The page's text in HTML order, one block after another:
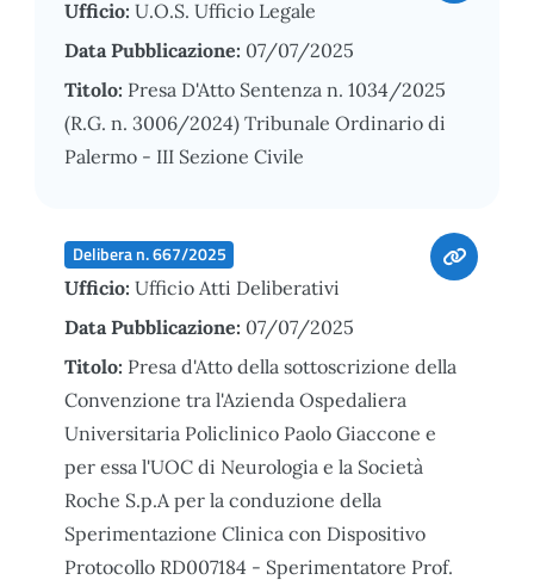
Ufficio: U.O.S. Ufficio Legale
Data Pubblicazione: 07/07/2025
Titolo: Presa D'Atto Sentenza n. 1034/2025
(R.G. n. 3006/2024) Tribunale Ordinario di
Palermo - III Sezione Civile
Delibera n. 667/2025
Ufficio: Ufficio Atti Deliberativi
Data Pubblicazione: 07/07/2025
Titolo: Presa d'Atto della sottoscrizione della
Convenzione tra l'Azienda Ospedaliera
Universitaria Policlinico Paolo Giaccone e
per essa l'UOC di Neurologia e la Società
Roche S.p.A per la conduzione della
Sperimentazione Clinica con Dispositivo
Protocollo RD007184 - Sperimentatore Prof.